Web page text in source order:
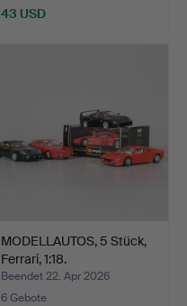
43 USD
MODELLAUTOS, 5 Stück,
Ferrari, 1:18.
Beendet 22. Apr 2026
6 Gebote